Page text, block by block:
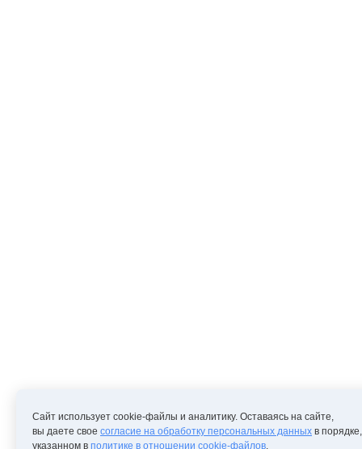
Сайт использует cookie-файлы и аналитику. Оставаясь на сайте,
вы даете свое согласие на обработку персональных данных в порядке,
указанном в политике в отношении cookie-файлов.